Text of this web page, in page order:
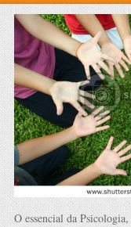
O essencial da